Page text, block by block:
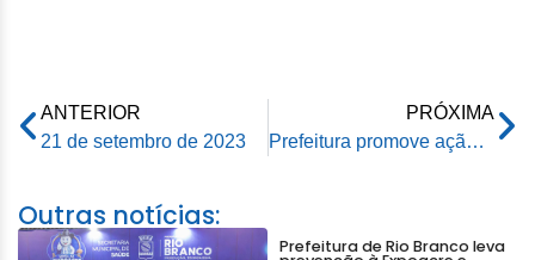
ANTERIOR
21 de setembro de 2023
PRÓXIMA
Prefeitura promove ação ambiental para adolescentes em parceria com o Unicef
Outras notícias:
Prefeitura de Rio Branco leva